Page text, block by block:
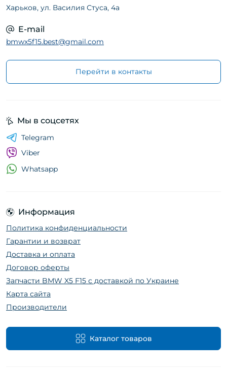
Харьков, ул. Василия Стуса, 4а
E-mail
bmwx5f15.best@gmail.com
Перейти в контакты
Информация
Политика конфиденциальности
Гарантии и возврат
Доставка и оплата
Договор оферты
Запчасти BMW X5 F15 с доставкой по Украине
Карта сайта
Производители
Каталог товаров
Мы в соцсетях
Telegram
Viber
Whatsapp